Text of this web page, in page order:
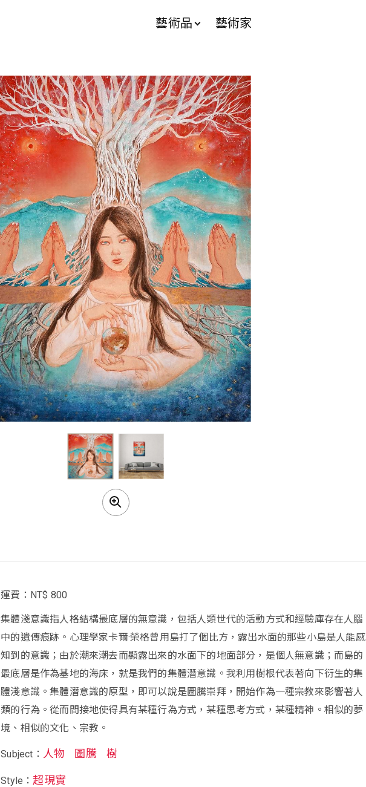
藝術品 藝術家
運費：NT$ 800
集體淺意識指人格結構最底層的無意識，包括人類世代的活動方式和經驗庫存在人腦
中的遺傳痕跡。心理學家卡爾·榮格曾用島打了個比方，露出水面的那些小島是人能感
知到的意識；由於潮來潮去而顯露出來的水面下的地面部分，是個人無意識；而島的
最底層是作為基地的海床，就是我們的集體潛意識。我利用樹根代表著向下衍生的集
體淺意識。集體潛意識的原型，即可以說是圖騰崇拜，開始作為一種宗教來影響著人
類的行為。從而間接地使得具有某種行為方式，某種思考方式，某種精神。相似的夢
境、相似的文化、宗教。
Subject： 人物 圖騰 樹
Style：超現實